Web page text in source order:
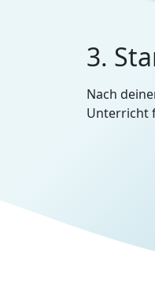
3.
Nach
Unterricht